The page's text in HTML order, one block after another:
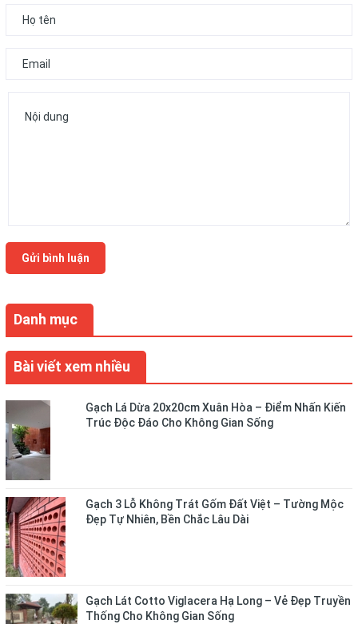
Danh mục
Bài viết xem nhiều
Gạch Lá Dừa 20x20cm Xuân Hòa – Điểm Nhấn Kiến
Trúc Độc Đáo Cho Không Gian Sống
Gạch 3 Lỗ Không Trát Gốm Đất Việt – Tường Mộc
Đẹp Tự Nhiên, Bền Chắc Lâu Dài
Gạch Lát Cotto Viglacera Hạ Long – Vẻ Đẹp Truyền
Thống Cho Không Gian Sống
Gửi bình luận